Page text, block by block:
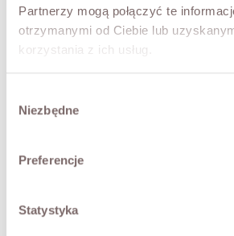
Partnerzy mogą połączyć te
otrzymanymi od Ciebie lub
korzystania z ich usług.
zgody
Niezbędne
Preferencje
Statystyka
NEW! TRY IT ON
An elegant knit set crafted from a
touch yarn of merino wool,
your wardrobe.
• trousers: elasticated waist, wide
knit,